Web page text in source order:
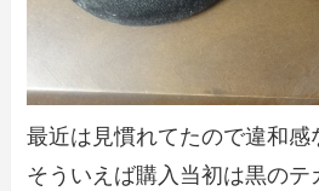
最近は見慣れてたので違和感
そういえば購入当初は黒の